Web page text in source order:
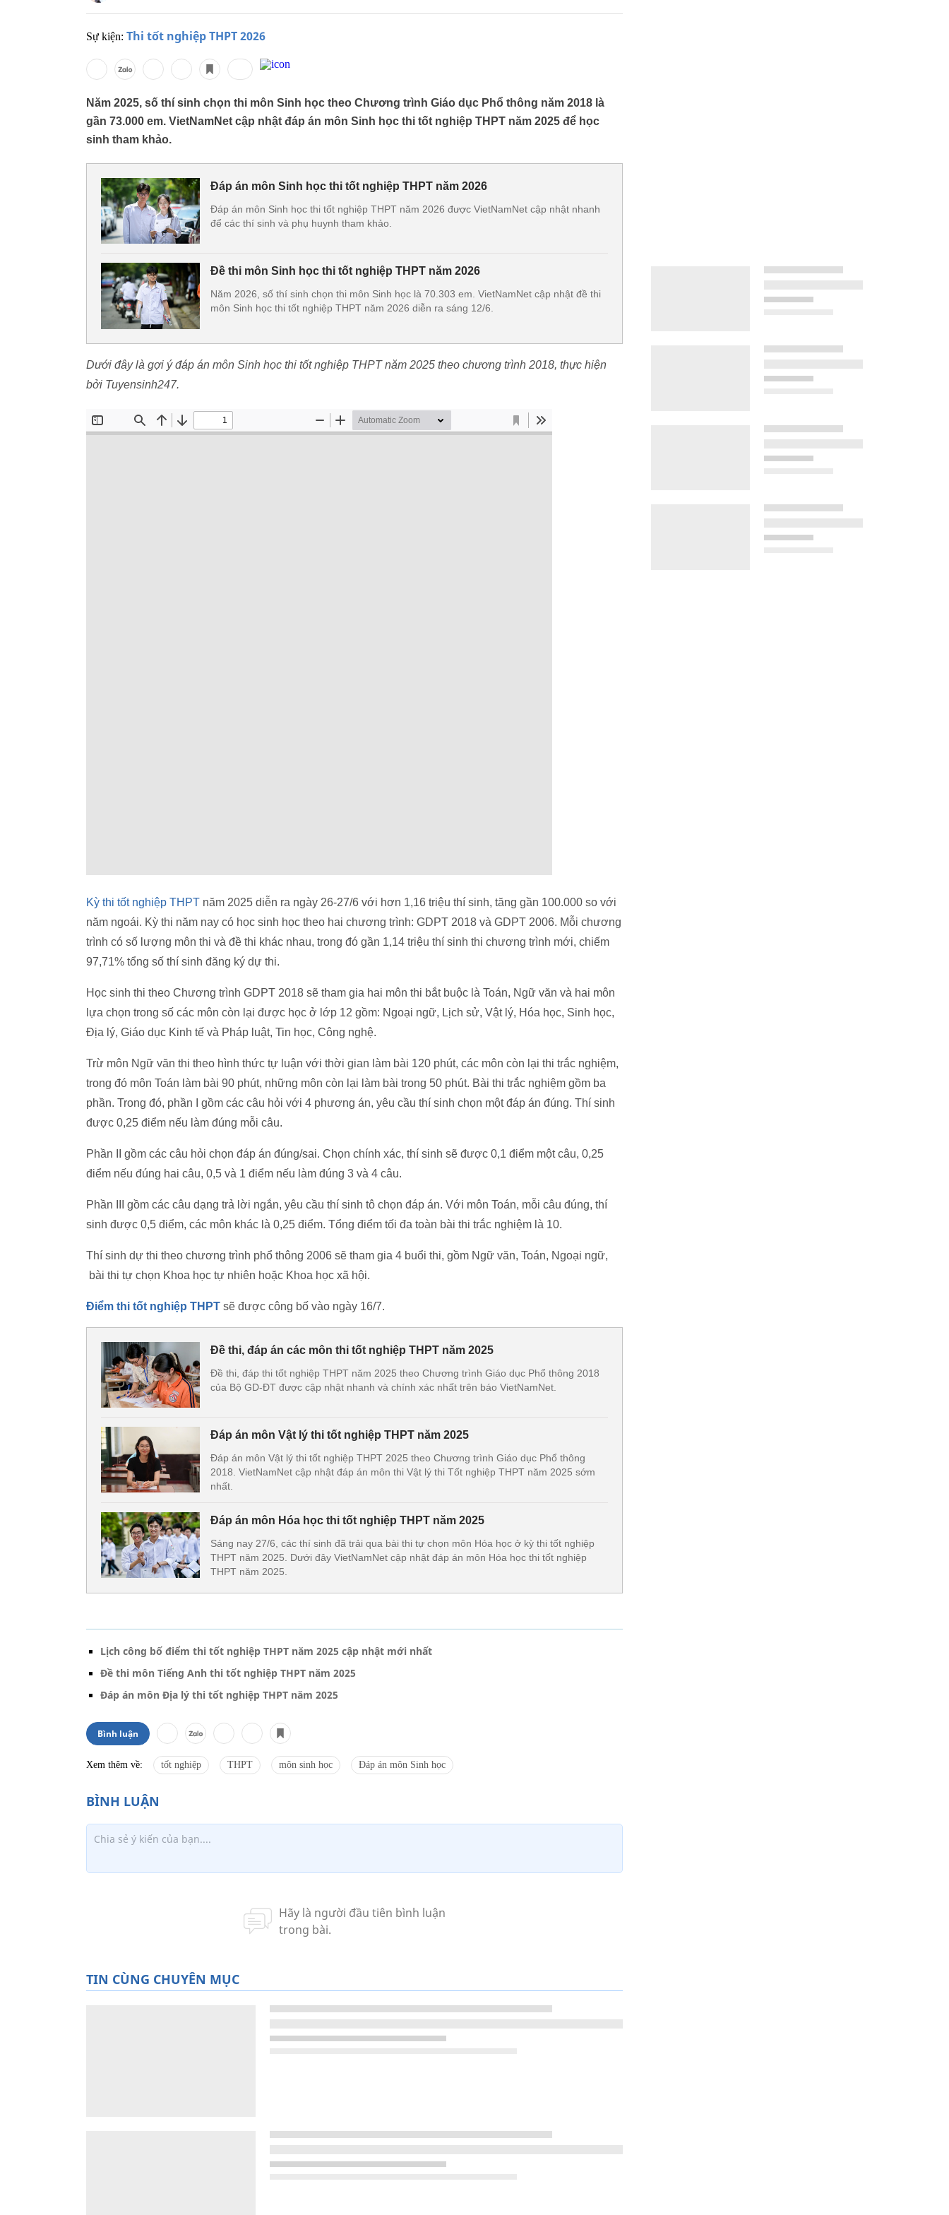
Sự kiện: Thi tốt nghiệp THPT 2026
Năm 2025, số thí sinh chọn thi môn Sinh học theo Chương trình Giáo dục Phổ thông năm 2018 là
gần 73.000 em. VietNamNet cập nhật đáp án môn Sinh học thi tốt nghiệp THPT năm 2025 để học
sinh tham khảo.
Đáp án môn Sinh học thi tốt nghiệp THPT năm 2026
Đáp án môn Sinh học thi tốt nghiệp THPT năm 2026 được VietNamNet cập nhật nhanh
để các thí sinh và phụ huynh tham khảo.
Đề thi môn Sinh học thi tốt nghiệp THPT năm 2026
Năm 2026, số thí sinh chọn thi môn Sinh học là 70.303 em. VietNamNet cập nhật đề thi
môn Sinh học thi tốt nghiệp THPT năm 2026 diễn ra sáng 12/6.
Dưới đây là gợi ý đáp án môn Sinh học thi tốt nghiệp THPT năm 2025 theo chương trình 2018, thực hiện
bởi Tuyensinh247.
Kỳ thi tốt nghiệp THPT năm 2025 diễn ra ngày 26-27/6 với hơn 1,16 triệu thí sinh, tăng gần 100.000 so với
năm ngoái. Kỳ thi năm nay có học sinh học theo hai chương trình: GDPT 2018 và GDPT 2006. Mỗi chương
trình có số lượng môn thi và đề thi khác nhau, trong đó gần 1,14 triệu thí sinh thi chương trình mới, chiếm
97,71% tổng số thí sinh đăng ký dự thi.
Học sinh thi theo Chương trình GDPT 2018 sẽ tham gia hai môn thi bắt buộc là Toán, Ngữ văn và hai môn
lựa chọn trong số các môn còn lại được học ở lớp 12 gồm: Ngoại ngữ, Lịch sử, Vật lý, Hóa học, Sinh học,
Địa lý, Giáo dục Kinh tế và Pháp luật, Tin học, Công nghệ.
Trừ môn Ngữ văn thi theo hình thức tự luận với thời gian làm bài 120 phút, các môn còn lại thi trắc nghiệm,
trong đó môn Toán làm bài 90 phút, những môn còn lại làm bài trong 50 phút. Bài thi trắc nghiệm gồm ba
phần. Trong đó, phần I gồm các câu hỏi với 4 phương án, yêu cầu thí sinh chọn một đáp án đúng. Thí sinh
được 0,25 điểm nếu làm đúng mỗi câu.
Phần II gồm các câu hỏi chọn đáp án đúng/sai. Chọn chính xác, thí sinh sẽ được 0,1 điểm một câu, 0,25
điểm nếu đúng hai câu, 0,5 và 1 điểm nếu làm đúng 3 và 4 câu.
Phần III gồm các câu dạng trả lời ngắn, yêu cầu thí sinh tô chọn đáp án. Với môn Toán, mỗi câu đúng, thí
sinh được 0,5 điểm, các môn khác là 0,25 điểm. Tổng điểm tối đa toàn bài thi trắc nghiệm là 10.
Thí sinh dự thi theo chương trình phổ thông 2006 sẽ tham gia 4 buổi thi, gồm Ngữ văn, Toán, Ngoại ngữ,
bài thi tự chọn Khoa học tự nhiên hoặc Khoa học xã hội.
Điểm thi tốt nghiệp THPT sẽ được công bố vào ngày 16/7.
Đề thi, đáp án các môn thi tốt nghiệp THPT năm 2025
Đề thi, đáp thi tốt nghiệp THPT năm 2025 theo Chương trình Giáo dục Phổ thông 2018
của Bộ GD-ĐT được cập nhật nhanh và chính xác nhất trên báo VietNamNet.
Đáp án môn Vật lý thi tốt nghiệp THPT năm 2025
Đáp án môn Vật lý thi tốt nghiệp THPT 2025 theo Chương trình Giáo dục Phổ thông
2018. VietNamNet cập nhật đáp án môn thi Vật lý thi Tốt nghiệp THPT năm 2025 sớm
nhất.
Đáp án môn Hóa học thi tốt nghiệp THPT năm 2025
Sáng nay 27/6, các thí sinh đã trải qua bài thi tự chọn môn Hóa học ở kỳ thi tốt nghiệp
THPT năm 2025. Dưới đây VietNamNet cập nhật đáp án môn Hóa học thi tốt nghiệp
THPT năm 2025.
Lịch công bố điểm thi tốt nghiệp THPT năm 2025 cập nhật mới nhất
Đề thi môn Tiếng Anh thi tốt nghiệp THPT năm 2025
Đáp án môn Địa lý thi tốt nghiệp THPT năm 2025
Bình luận
Xem thêm về: tốt nghiệp THPT môn sinh học Đáp án môn Sinh học
TIN CÙNG CHUYÊN MỤC